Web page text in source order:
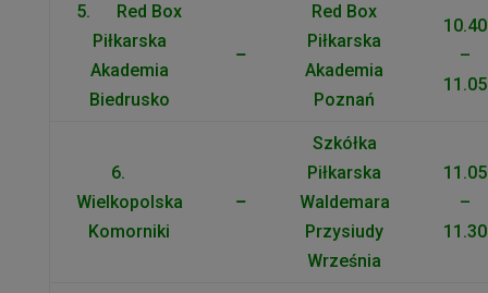
5. Red Box
Piłkarska
Akademia
Biedrusko
–
Red Box
Piłkarska
Akademia
Poznań
10.40
–
11.05
6.
Wielkopolska
Komorniki
–
Szkółka
Piłkarska
Waldemara
Przysiudy
Września
11.05
–
11.30